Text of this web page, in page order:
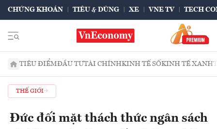
CHỨNG KHOÁN TIÊU & DÙNG XE VNE TV TECH
TIÊU ĐIỂMĐẦU TƯTÀI CHÍNHKINH TẾ SỐKINH TẾ XANH
THẾ GIỚI
Đức đối mặt thách thức ngân sách